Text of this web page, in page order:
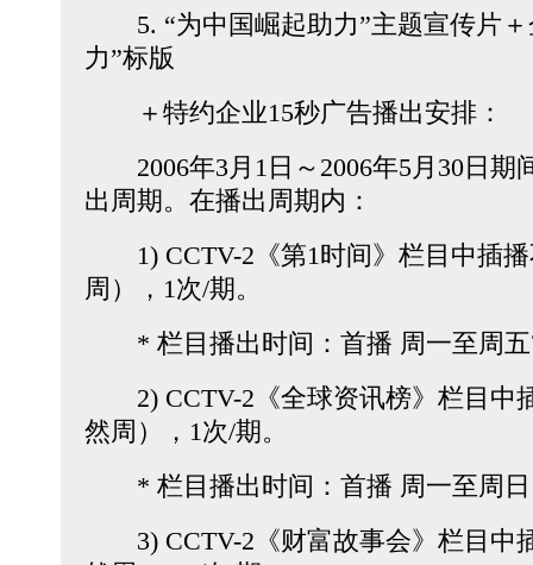
5. “为中国崛起助力”主题宣传片＋
力”标版
＋特约企业15秒广告播出安排：
2006年3月1日～2006年5月30日期
出周期。在播出周期内：
1) CCTV-2《第1时间》栏目中插播
周），1次/期。
* 栏目播出时间：首播 周一至周五
2) CCTV-2《全球资讯榜》栏目中
然周），1次/期。
* 栏目播出时间：首播 周一至周日
3) CCTV-2《财富故事会》栏目中